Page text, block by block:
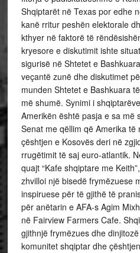
Shqiptarët në Texas por edhe
kanë rritur peshën elektorale
kthyer në faktorë të
kryesore e diskutimit ishte
sigurisë në Shtetet e
veçantë zunë dhe diskutimet
munden Shtetet e Bashkuara
më shumë. Synimi i
Amerikën është pasja e sa më
Senat me qëllim që Amerika
çështjen e Kosovës deri në
rrugëtimit të saj euro-atlantik.
quajt “Kafe shqiptare me
zhvilloi një bisedë frymëzuese
inspiruese për të gjithë të
për anëtarin e AFA-s Agim
në Fairview Farmers Cafe.
gjithnjë frymëzues dhe
komunitet shqiptar dhe